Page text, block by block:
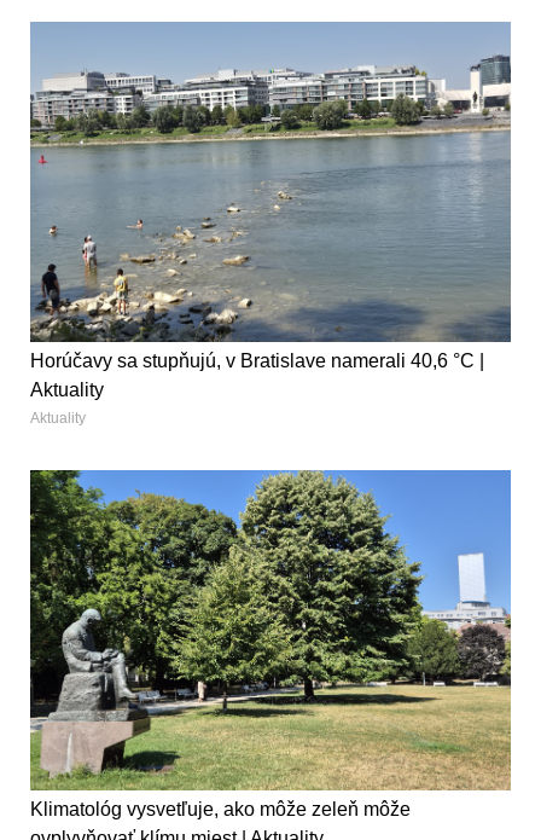
Horúčavy sa stupňujú, v Bratislave namerali 40,6 °C |
Aktuality
Aktuality
Klimatológ vysvetľuje, ako môže zeleň môže